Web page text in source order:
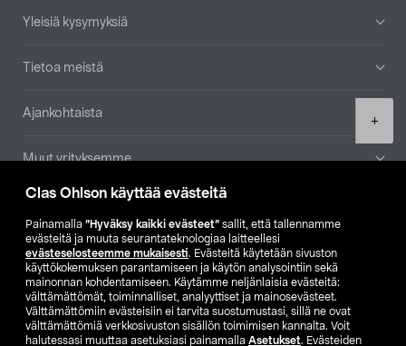
Clas Ohlson käyttää evästeitä
Painamalla ”Hyväksy kaikki evästeet” sallit, että tallennamme
evästeitä ja muuta seurantateknologiaa laitteellesi
evästeselosteemme mukaisesti. Evästeitä käytetään sivuston
käyttökokemuksen parantamiseen ja käytön analysointiin sekä
mainonnan kohdentamiseen. Käytämme neljänlaisia evästeitä:
välttämättömät, toiminnalliset, analyyttiset ja mainosevästeet.
Välttämättömiin evästeisiin ei tarvita suostumustasi, sillä ne ovat
välttämättömiä verkkosivuston sisällön toimimisen kannalta. Voit
halutessasi muuttaa asetuksiasi painamalla Asetukset. Evästeiden
+
Yleisiä kysymyksiä
Tietoa meistä
Ajankohtaista
Muut yrityksemme
Etsi myymälä
SE NO FI
FI SV